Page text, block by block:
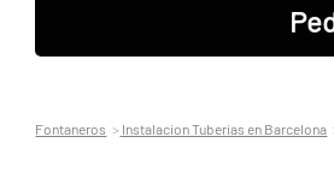
Fontaneros Instalacion Tuberias en Barcelona